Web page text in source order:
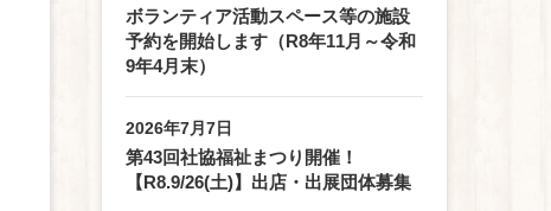
ボランティア活動スペース等の施設
予約を開始します（R8年11月～令和
9年4月末）
2026年7月7日
第43回社協福祉まつり開催！
【R8.9/26(土)】出店・出展団体募集